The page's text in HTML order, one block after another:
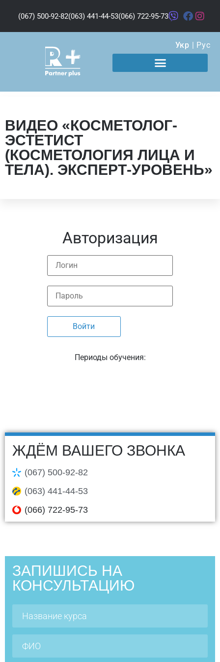
(067) 500-92-82(063) 441-44-53(066) 722-95-73
Укр | Рус
ВИДЕО «КОСМЕТОЛОГ-
ЭСТЕТИСТ
(КОСМЕТОЛОГИЯ ЛИЦА И
ТЕЛА). ЭКСПЕРТ-УРОВЕНЬ»
Авторизация
Периоды обучения:
ЖДЁМ ВАШЕГО ЗВОНКА
(067) 500-92-82
(063) 441-44-53
(066) 722-95-73
ЗАПИШИСЬ НА
КОНСУЛЬТАЦИЮ